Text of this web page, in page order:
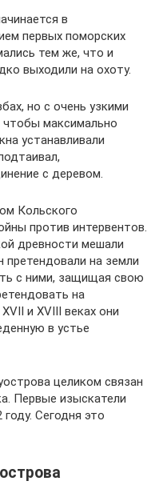
в
первых поморских
тем же, что и
выходили на охоту.
но с очень узкими
максимально
устанавливали
с деревом.
Кольского
против интервентов.
древности мешали
на земли
с ними, защищая свою
на
и XVIII веках они
в устье
целиком связан
Первые изыскатели
Сегодня это